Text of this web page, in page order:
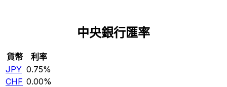
中央銀行匯率
貨幣
利率
JPY 0.75%
CHF 0.00%